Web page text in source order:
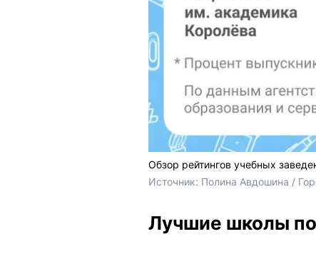
Обзор рейтингов учебных
Источник: Полина Авдошина /
Лучшие школы по